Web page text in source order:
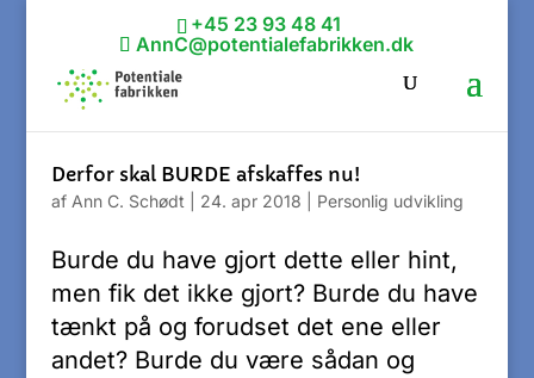
+45 23 93 48 41
AnnC@potentialefabrikken.dk
Derfor skal BURDE afskaffes nu!
af Ann C. Schødt 24. apr 2018 Personlig udvikling
Burde du have gjort dette eller hint,
men fik det ikke gjort? Burde du have
tænkt på og forudset det ene eller
andet? Burde du være sådan og